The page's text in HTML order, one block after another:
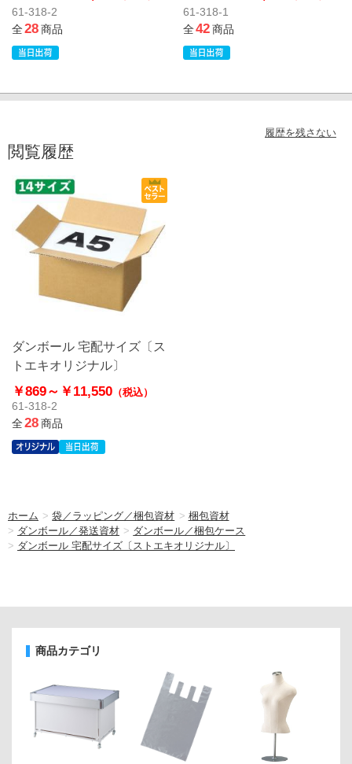
61-318-2
全28商品
61-318-1
全42商品
履歴を残さない
閲覧履歴
ダンボール 宅配サイズ〔ス
トエキオリジナル〕
￥869～ ￥11,550 （税込）
61-318-2
全28商品
ホーム >袋／ラッピング／梱包資材 > 梱包資材
> ダンボール／発送資材 > ダンボール／梱包ケース
> ダンボール 宅配サイズ〔ストエキオリジナル〕
商品カテゴリ